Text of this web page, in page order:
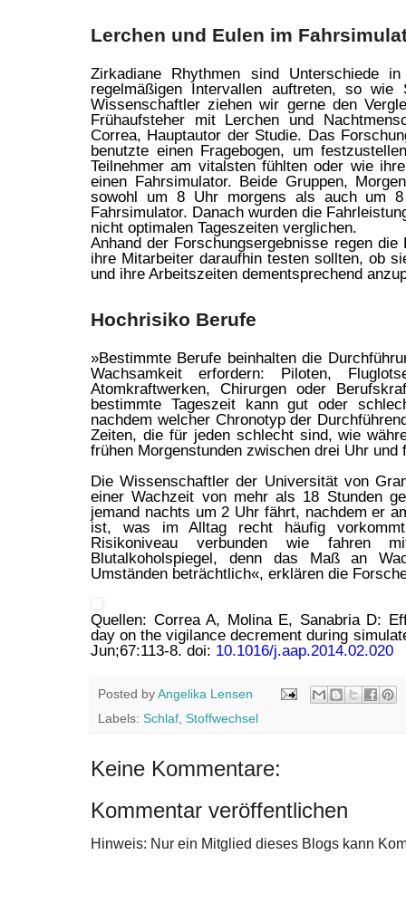
Lerchen und Eulen im
Zirkadiane Rhythmen sind Unterschiede
regelmäßigen Intervallen auftreten, so wie
Wissenschaftler ziehen wir gerne den
Frühaufsteher mit Lerchen und
Correa, Hauptautor der Studie. Das
benutzte einen Fragebogen, um
Teilnehmer am vitalsten fühlten oder wie
einen Fahrsimulator. Beide Gruppen,
sowohl um 8 Uhr morgens als auch um
Fahrsimulator. Danach wurden die
nicht optimalen Tageszeiten verglichen.
Anhand der Forschungsergebnisse regen
ihre Mitarbeiter daraufhin testen sollten, ob
und ihre Arbeitszeiten dementsprechend
Hochrisiko Berufe
»Bestimmte Berufe beinhalten die
Wachsamkeit erfordern: Piloten,
Atomkraftwerken, Chirurgen oder
bestimmte Tageszeit kann gut oder
nachdem welcher Chronotyp der
Zeiten, die für jeden schlecht sind, wie
frühen Morgenstunden zwischen drei Uhr
Die Wissenschaftler der Universität von
einer Wachzeit von mehr als 18 Stunden
jemand nachts um 2 Uhr fährt, nachdem er
ist, was im Alltag recht häufig
Risikoniveau verbunden wie fahren
Blutalkoholspiegel, denn das Maß an
Umständen beträchtlich«, erklären die
Quellen: Correa A, Molina E, Sanabria D:
day on the vigilance decrement during
Jun;67:113-8. doi: 10.1016/j.aap.2014.02.020
Posted byAngelika Lensen
Labels: Schlaf Stoffwechsel
Keine Kommentare:
Kommentar veröffentlichen
Hinweis: Nur ein Mitglied dieses Blogs kann